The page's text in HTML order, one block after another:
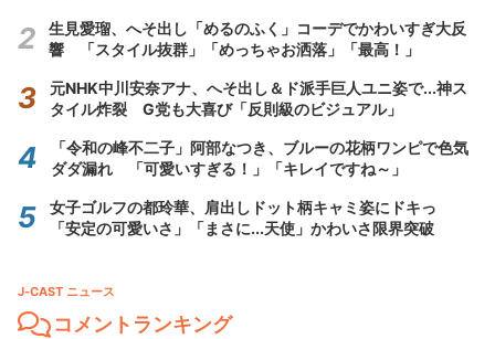
生見愛瑠、へそ出し「めるのふく」コーデでかわいすぎ大反
響 「スタイル抜群」「めっちゃお洒落」「最高！」
元NHK中川安奈アナ、へそ出し＆ド派手巨人ユニ姿で...神ス
タイル炸裂 G党も大喜び「反則級のビジュアル」
「令和の峰不二子」阿部なつき、ブルーの花柄ワンピで色気
ダダ漏れ 「可愛いすぎる！」「キレイですね～」
女子ゴルフの都玲華、肩出しドット柄キャミ姿にドキっ
「安定の可愛いさ」「まさに...天使」かわいさ限界突破
J-CAST ニュース
コメントランキング